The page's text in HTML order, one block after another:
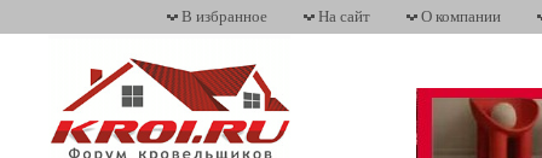
В избранное На сайт О компании